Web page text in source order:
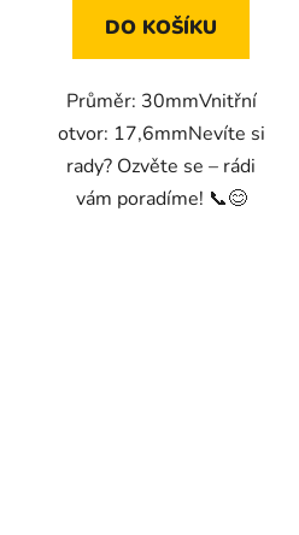
DO KOŠÍKU
Průměr: 30mmVnitřní
otvor: 17,6mmNevíte si
rady? Ozvěte se – rádi
vám poradíme! 📞😊